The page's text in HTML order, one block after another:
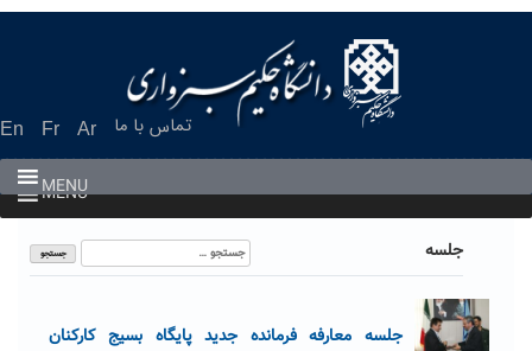
En Fr Ar تماس با ما
MENU
MENU
جلسه
جستجو
برای:
جلسه معارفه فرمانده جدید پایگاه بسیج کارکنان